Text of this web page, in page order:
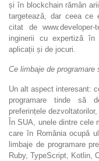
și în blockchain rămân
targetează, dar ceea ce
citat de
inginerii cu expertiză
aplicații și de jocuri.
Ce limbaje de programare
Un alt aspect interesant:
programare tinde să
preferințele
În SUA, unele dintre cele
care în România ocupă
limbaje de programare
Ruby, TypeScript, Kotlin,